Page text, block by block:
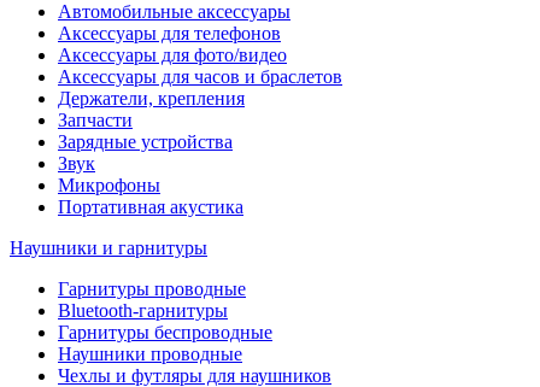
Автомобильные аксессуары
Аксессуары для телефонов
Аксессуары для фото/видео
Аксессуары для часов и браслетов
Держатели, крепления
Запчасти
Зарядные устройства
Звук
Микрофоны
Портативная акустика
Наушники и гарнитуры
Гарнитуры проводные
Bluetooth-гарнитуры
Гарнитуры беспроводные
Наушники проводные
Чехлы и футляры для наушников